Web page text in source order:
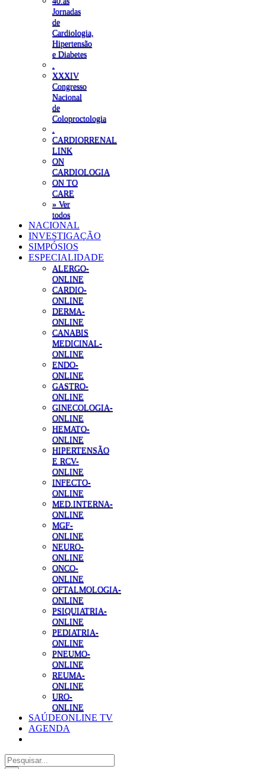
Jornadas
de
Cardiologia,
Hipertensão
e Diabetes
XXXIV
Congresso
Nacional
de
Coloproctologia
CARDIORRENAL
LINK
ON
CARDIOLOGIA
ON TO
CARE
» Ver
todos
NACIONAL
INVESTIGAÇÃO
SIMPÓSIOS
ESPECIALIDADE
ALERGO-
ONLINE
CARDIO-
ONLINE
DERMA-
ONLINE
CANABIS
MEDICINAL-
ONLINE
ENDO-
ONLINE
GASTRO-
ONLINE
GINECOLOGIA-
ONLINE
HEMATO-
ONLINE
HIPERTENSÃO
E RCV-
ONLINE
INFECTO-
ONLINE
MED.INTERNA-
ONLINE
MGF-
ONLINE
NEURO-
ONLINE
ONCO-
ONLINE
OFTALMOLOGIA-
ONLINE
PSIQUIATRIA-
ONLINE
PEDIATRIA-
ONLINE
PNEUMO-
ONLINE
REUMA-
ONLINE
URO-
ONLINE
SAÚDEONLINE TV
AGENDA
Pesquisar